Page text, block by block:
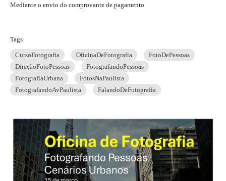
Mediante o envio do comprovante de pagamento
Tags
CursoFotografia OficinaDeFotografia
FotoDePessoas
DireçãoFotoPessoas
FotografandoPessoas
FotografiaUrbana
FotosNaPaulista
FotografandoAvPaulista
FalandoDeFotografia